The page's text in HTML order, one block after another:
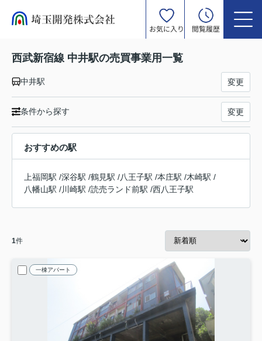
お気に入り 閲覧履歴
西武新宿線 中井駅の売買事業用一覧
中井駅 変更
条件から探す 変更
おすすめの駅
上福岡駅 /深谷駅 /鶴見駅 /八王子駅 /本庄駅 /木崎駅 /
八幡山駅 /川崎駅 /読売ランド前駅 /西八王子駅
1件
一棟アパート